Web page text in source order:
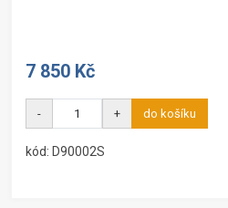
7 850 Kč
- + do košíku
kód: D90002S